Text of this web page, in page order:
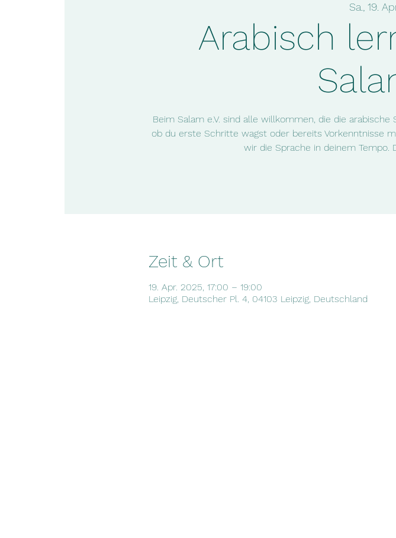
Sa., 19.
Arabisch
Beim Salam e.V. sind alle willkommen, die die
ob du erste Schritte wagst oder bereits Vorkenntnisse
wir die Sprache in deinem Tempo.
Zeit & Ort
19. Apr. 2025, 17:00 – 19:00
Leipzig, Deutscher Pl. 4, 04103 Leipzig, Deutschland